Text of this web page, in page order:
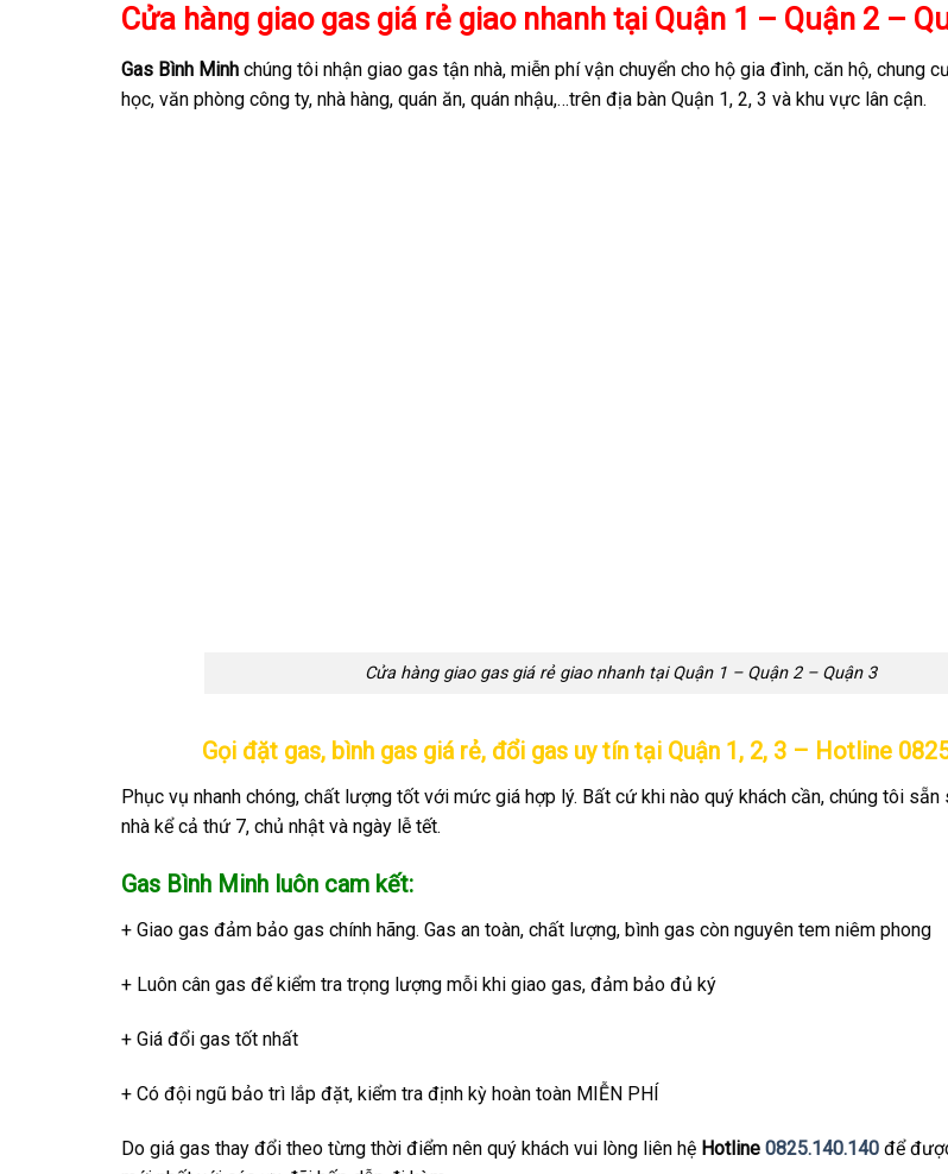
Cửa hàng giao gas giá rẻ giao nhanh tại Quận 1 – Quận 2 –
Gas Bình Minh chúng tôi nhận giao gas tận nhà, miễn phí vận chuyển cho hộ gia đình, căn hộ, chung
học, văn phòng công ty, nhà hàng, quán ăn, quán nhậu,…trên địa bàn Quận 1, 2, 3 và khu vực lân cận.
Cửa hàng giao gas giá rẻ giao nhanh tại Quận 1 – Quận 2 – Quận 3
Gọi đặt gas, bình gas giá rẻ, đổi gas uy tín tại Quận 1, 2, 3 – Hotline
Phục vụ nhanh chóng, chất lượng tốt với mức giá hợp lý. Bất cứ khi nào quý khách cần, chúng tôi
nhà kể cả thứ 7, chủ nhật và ngày lễ tết.
Gas Bình Minh luôn cam kết:
+ Giao gas đảm bảo gas chính hãng. Gas an toàn, chất lượng, bình gas còn nguyên tem niêm phong
+ Luôn cân gas để kiểm tra trọng lượng mỗi khi giao gas, đảm bảo đủ ký
+ Giá đổi gas tốt nhất
+ Có đội ngũ bảo trì lắp đặt, kiểm tra định kỳ hoàn toàn MIỄN PHÍ
Do giá gas thay đổi theo từng thời điểm nên quý khách vui lòng liên hệ Hotline 0825.140.140 để